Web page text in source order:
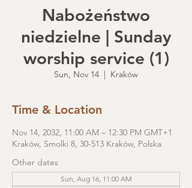
Nabożeństwo
niedzielne | Sunday
worship service (1)
Sun, Nov 14
  |
Kraków
Time & Location
Nov 14, 2032, 11:00 AM – 12:30 PM GMT+1
Kraków, Smolki 8, 30-513 Kraków, Polska
Other dates
Sun, Aug 16, 11:00 AM